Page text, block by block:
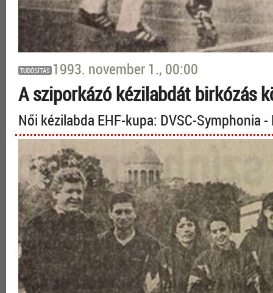
TUDÓSÍTÁS 1993. november 1., 00:00
A sziporkázó kézilabdát birkózás
Női kézilabda EHF-kupa: DVSC-Symphonia